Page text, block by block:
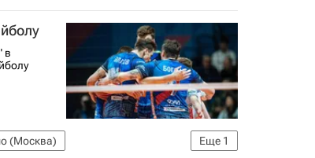
в
Еще 1
(Москва)